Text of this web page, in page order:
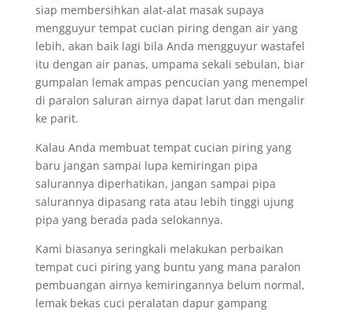
siap membersihkan alat-alat masak supaya
mengguyur tempat cucian piring dengan air yang
lebih, akan baik lagi bila Anda mengguyur wastafel
itu dengan air panas, umpama sekali sebulan, biar
gumpalan lemak ampas pencucian yang menempel
di paralon saluran airnya dapat larut dan mengalir
ke parit.
Kalau Anda membuat tempat cucian piring yang
baru jangan sampai lupa kemiringan pipa
salurannya diperhatikan, jangan sampai pipa
salurannya dipasang rata atau lebih tinggi ujung
pipa yang berada pada selokannya.
Kami biasanya seringkali melakukan perbaikan
tempat cuci piring yang buntu yang mana paralon
pembuangan airnya kemiringannya belum normal,
lemak bekas cuci peralatan dapur gampang